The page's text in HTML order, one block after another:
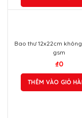
Bao thư 12x22cm
gsm
₫0
THÊM VÀO GIỎ